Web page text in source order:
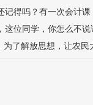
记得吗？有一次会计
位同学，你怎么不
为了解放思想，让农